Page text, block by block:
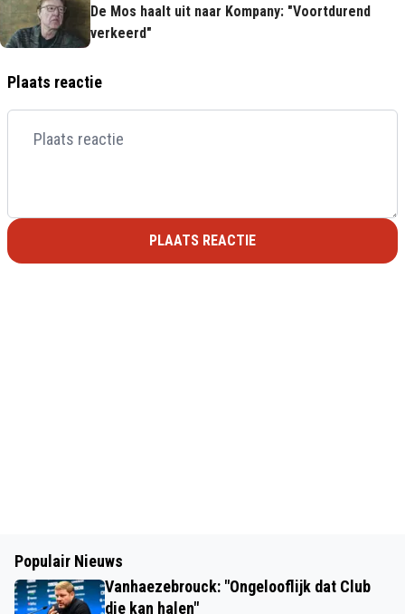
De Mos haalt uit naar Kompany: "Voortdurend
verkeerd"
Plaats reactie
PLAATS REACTIE
Populair Nieuws
Vanhaezebrouck: "Ongelooflijk dat Club
die kan halen"